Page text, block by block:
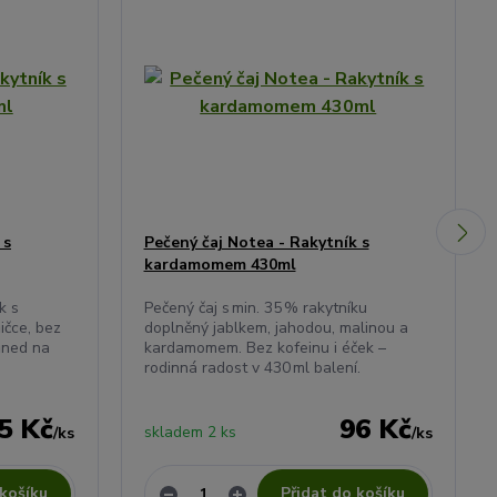
s
bez
na
Kč/ks
Pečený čaj Notea - Rakytník s
kardamomem 430ml
Pečený čaj s min. 35 % rakytníku
doplněný jablkem, jahodou, malinou a
kardamomem. Bez kofeinu i éček –
rodinná radost v 430 ml balení.
96 Kč/ks
skladem 2 ks